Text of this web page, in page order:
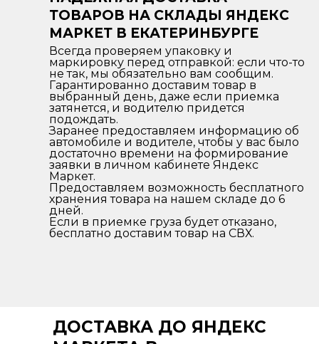
ТОВАРОВ НА СКЛАДЫ ЯНДЕКС
МАРКЕТ В ЕКАТЕРИНБУРГЕ
Всегда проверяем упаковку и
маркировку перед отправкой: если что-то
не так, мы обязательно вам сообщим.
Гарантированно доставим товар в
выбранный день, даже если приемка
затянется, и водителю придется
подождать.
Заранее предоставляем информацию об
автомобиле и водителе, чтобы у вас было
достаточно времени на формирование
заявки в личном кабинете Яндекс
Маркет.
Предоставляем возможность бесплатного
хранения товара на нашем складе до 6
дней.
Если в приемке груза будет отказано,
бесплатно доставим товар на СВХ.
ДОСТАВКА ДО ЯНДЕКС